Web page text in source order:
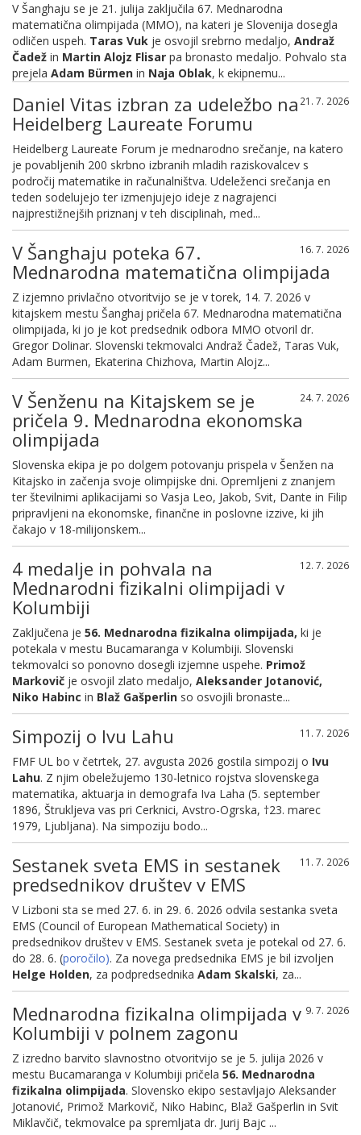
V Šanghaju se je 21. julija zaključila 67. Mednarodna
matematična olimpijada (MMO), na kateri je Slovenija dosegla
odličen uspeh. Taras Vuk je osvojil srebrno medaljo, Andraž
Čadež in Martin Alojz Flisar pa bronasto medaljo. Pohvalo sta
prejela Adam Bürmen in Naja Oblak, k ekipnemu...
21. 7. 2026
Daniel Vitas izbran za udeležbo na
Heidelberg Laureate Forumu
Heidelberg Laureate Forum je mednarodno srečanje, na katero
je povabljenih 200 skrbno izbranih mladih raziskovalcev s
področij matematike in računalništva. Udeleženci srečanja en
teden sodelujejo ter izmenjujejo ideje z nagrajenci
najprestižnejših priznanj v teh disciplinah, med...
16. 7. 2026
V Šanghaju poteka 67.
Mednarodna matematična olimpijada
Z izjemno privlačno otvoritvijo se je v torek, 14. 7. 2026 v
kitajskem mestu Šanghaj pričela 67. Mednarodna matematična
olimpijada, ki jo je kot predsednik odbora MMO otvoril dr.
Gregor Dolinar. Slovenski tekmovalci Andraž Čadež, Taras Vuk,
Adam Burmen, Ekaterina Chizhova, Martin Alojz...
24. 7. 2026
V Šenženu na Kitajskem se je
pričela 9. Mednarodna ekonomska
olimpijada
Slovenska ekipa je po dolgem potovanju prispela v Šenžen na
Kitajsko in začenja svoje olimpijske dni. Opremljeni z znanjem
ter številnimi aplikacijami so Vasja Leo, Jakob, Svit, Dante in Filip
pripravljeni na ekonomske, finančne in poslovne izzive, ki jih
čakajo v 18-milijonskem...
12. 7. 2026
4 medalje in pohvala na
Mednarodni fizikalni olimpijadi v
Kolumbiji
Zaključena je 56. Mednarodna fizikalna olimpijada, ki je
potekala v mestu Bucamaranga v Kolumbiji. Slovenski
tekmovalci so ponovno dosegli izjemne uspehe. Primož
Markovič je osvojil zlato medaljo, Aleksander Jotanović,
Niko Habinc in Blaž Gašperlin so osvojili bronaste...
11. 7. 2026
Simpozij o Ivu Lahu
FMF UL bo v četrtek, 27. avgusta 2026 gostila simpozij o Ivu
Lahu. Z njim obeležujemo 130-letnico rojstva slovenskega
matematika, aktuarja in demografa Iva Laha (5. september
1896, Štrukljeva vas pri Cerknici, Avstro-Ogrska, †23. marec
1979, Ljubljana). Na simpoziju bodo...
11. 7. 2026
Sestanek sveta EMS in sestanek
predsednikov društev v EMS
V Lizboni sta se med 27. 6. in 29. 6. 2026 odvila sestanka sveta
EMS (Council of European Mathematical Society) in
predsednikov društev v EMS. Sestanek sveta je potekal od 27. 6.
do 28. 6. (poročilo). Za novega predsednika EMS je bil izvoljen
Helge Holden, za podpredsednika Adam Skalski, za...
9. 7. 2026
Mednarodna fizikalna olimpijada v
Kolumbiji v polnem zagonu
Z izredno barvito slavnostno otvoritvijo se je 5. julija 2026 v
mestu Bucamaranga v Kolumbiji pričela 56. Mednarodna
fizikalna olimpijada. Slovensko ekipo sestavljajo Aleksander
Jotanović, Primož Markovič, Niko Habinc, Blaž Gašperlin in Svit
Miklavčič, tekmovalce pa spremljata dr. Jurij Bajc ...